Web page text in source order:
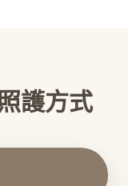
護方式